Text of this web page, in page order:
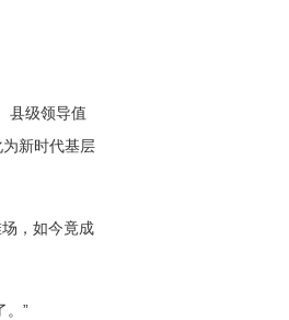
县级领导值
新时代基层
，如今竟成
。”